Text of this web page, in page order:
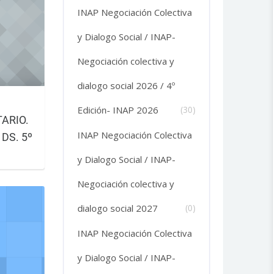
5º
del
INAP Negociación Colectiva
y Dialogo Social / INAP-
Negociación colectiva y
dialogo social 2026 / 4º
Edición- INAP 2026
(30)
INAP Negociación Colectiva
y Dialogo Social / INAP-
Negociación colectiva y
dialogo social 2027
(0)
INAP Negociación Colectiva
y Dialogo Social / INAP-